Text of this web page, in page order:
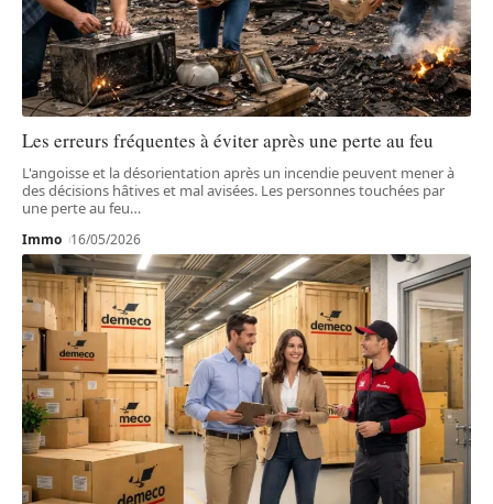
Les erreurs fréquentes à éviter après une perte au feu
L'angoisse et la désorientation après un incendie peuvent mener à
des décisions hâtives et mal avisées. Les personnes touchées par
une perte au feu…
Immo 16/05/2026